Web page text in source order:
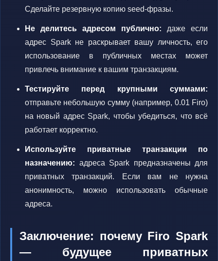
Сделайте резервную копию seed-фразы.
Не делитесь адресом публично: даже если
адрес Spark не раскрывает вашу личность, его
использование в публичных местах может
привлечь внимание к вашим транзакциям.
Тестируйте перед крупными суммами:
отправьте небольшую сумму (например, 0.01 Firo)
на новый адрес Spark, чтобы убедиться, что всё
работает корректно.
Используйте приватные транзакции по
назначению: адреса Spark предназначены для
приватных транзакций. Если вам не нужна
анонимность, можно использовать обычные
адреса.
Заключение: почему Firo Spark
— будущее приватных